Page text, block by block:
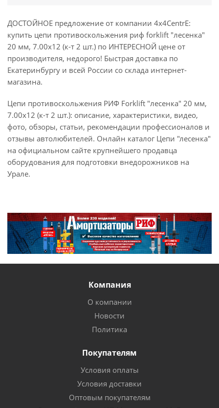
ДОСТОЙНОЕ предложение от компании 4x4CentrE:
купить цепи противоскольжения риф forklift "лесенка"
20 мм, 7.00x12 (к-т 2 шт.) по ИНТЕРЕСНОЙ цене от
производителя, недорого! Быстрая доставка по
Екатеринбургу и всей России со склада интернет-
магазина.
Цепи противоскольжения РИФ Forklift "лесенка" 20 мм,
7.00x12 (к-т 2 шт.): описание, характеристики, видео,
фото, обзоры, статьи, рекомендации профессионалов и
отзывы автолюбителей. Онлайн каталог Цепи "лесенка"
на официальном сайте крупнейшего продавца
оборудования для подготовки внедорожников на
Урале.
Компания
О компании
Новости
Политика
Покупателям
Условия оплаты
Условия доставки
Оптовым покупателям